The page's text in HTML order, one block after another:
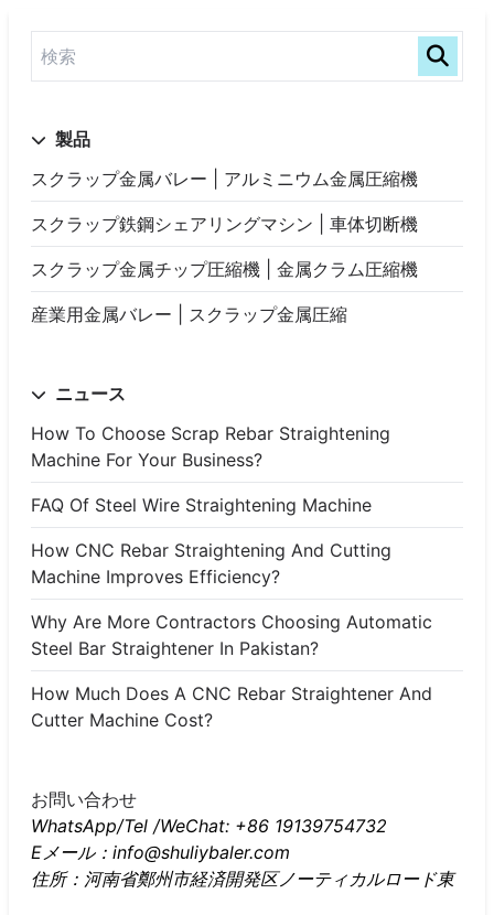
製品
スクラップ金属バレー | アルミニウム金属圧縮機
スクラップ鉄鋼シェアリングマシン | 車体切断機
スクラップ金属チップ圧縮機 | 金属クラム圧縮機
産業用金属バレー | スクラップ金属圧縮
ニュース
How To Choose Scrap Rebar Straightening
Machine For Your Business?
FAQ Of Steel Wire Straightening Machine
How CNC Rebar Straightening And Cutting
Machine Improves Efficiency?
Why Are More Contractors Choosing Automatic
Steel Bar Straightener In Pakistan?
How Much Does A CNC Rebar Straightener And
Cutter Machine Cost?
お問い合わせ
WhatsApp/Tel /WeChat: +86 19139754732
Eメール：info@shuliybaler.com
住所：河南省鄭州市経済開発区ノーティカルロード東